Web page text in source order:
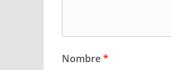
Nombre*